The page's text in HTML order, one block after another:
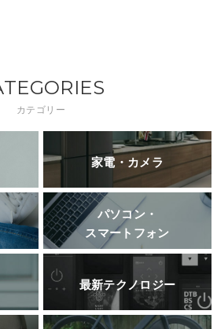
カテゴリー
家電・カメラ
パソコン・
スマートフォン
最新テクノロジー